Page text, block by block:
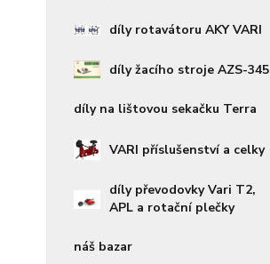
díly rotavátoru AKY VARI
díly žacího stroje AZS-345
díly na lištovou sekačku Terra
VARI příslušenství a celky
díly převodovky Vari T2,
APL a rotační plečky
náš bazar